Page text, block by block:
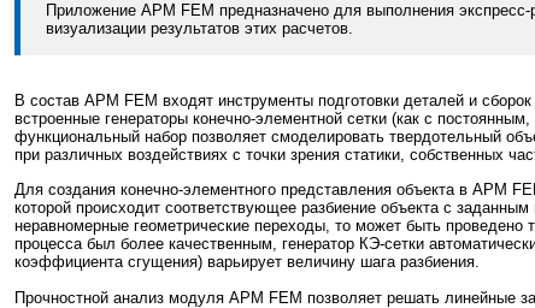
Приложение APM FEM предназначено для выполнения
визуализации результатов этих расчетов.
В состав APM FEM входят инструменты подготовки деталей и
встроенные генераторы конечно-элементной сетки (как с
функциональный набор позволяет смоделировать твердотельный
при различных воздействиях с точки зрения статики, собственных
Для создания конечно-элементного представления объекта в APM
которой происходит соответствующее разбиение объекта с
неравномерные геометрические переходы, то может быть проведено
процесса был более качественным, генератор КЭ-сетки
коэффициента сгущения) варьирует величину шага разбиения.
Прочностной анализ модуля APM FEM позволяет решать линейные